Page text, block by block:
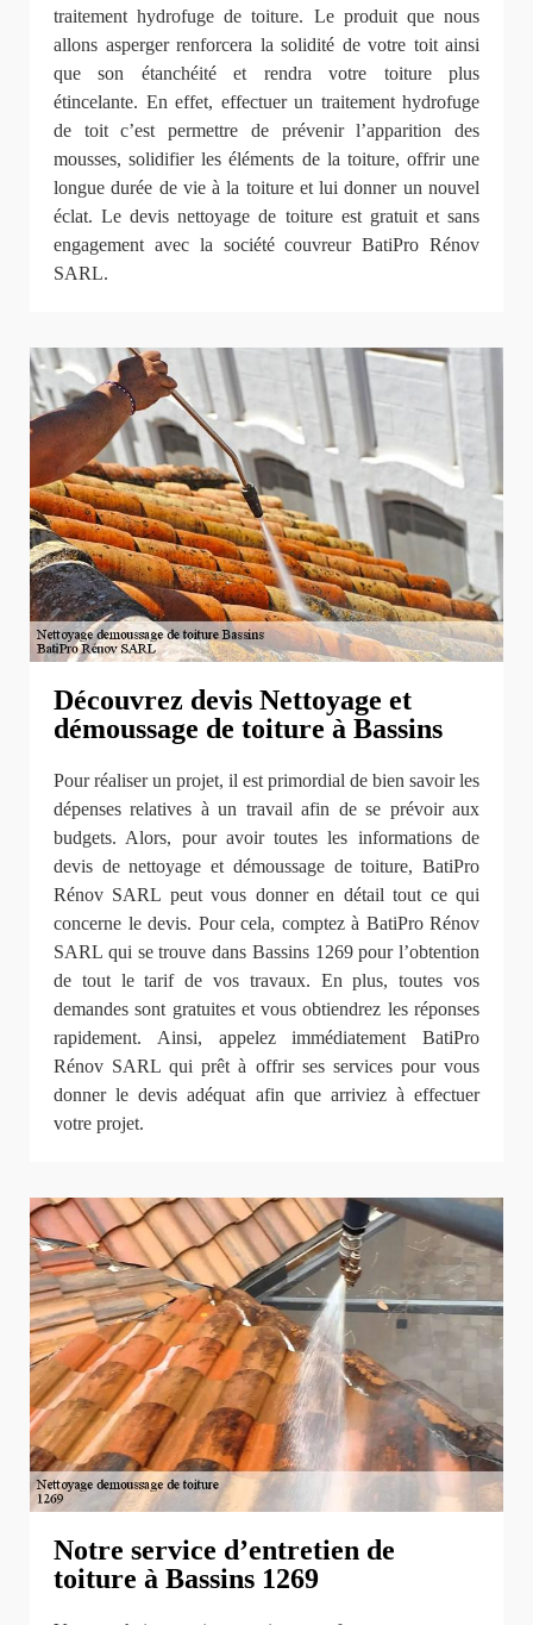
traitement hydrofuge de toiture. Le produit que nous
allons asperger renforcera la solidité de votre toit ainsi
que son étanchéité et rendra votre toiture plus
étincelante. En effet, effectuer un traitement hydrofuge
de toit c’est permettre de prévenir l’apparition des
mousses, solidifier les éléments de la toiture, offrir une
longue durée de vie à la toiture et lui donner un nouvel
éclat. Le devis nettoyage de toiture est gratuit et sans
engagement avec la société couvreur BatiPro Rénov
SARL.
Découvrez devis Nettoyage et
démoussage de toiture à Bassins
Pour réaliser un projet, il est primordial de bien savoir les
dépenses relatives à un travail afin de se prévoir aux
budgets. Alors, pour avoir toutes les informations de
devis de nettoyage et démoussage de toiture, BatiPro
Rénov SARL peut vous donner en détail tout ce qui
concerne le devis. Pour cela, comptez à BatiPro Rénov
SARL qui se trouve dans Bassins 1269 pour l’obtention
de tout le tarif de vos travaux. En plus, toutes vos
demandes sont gratuites et vous obtiendrez les réponses
rapidement. Ainsi, appelez immédiatement BatiPro
Rénov SARL qui prêt à offrir ses services pour vous
donner le devis adéquat afin que arriviez à effectuer
votre projet.
Notre service d’entretien de
toiture à Bassins 1269